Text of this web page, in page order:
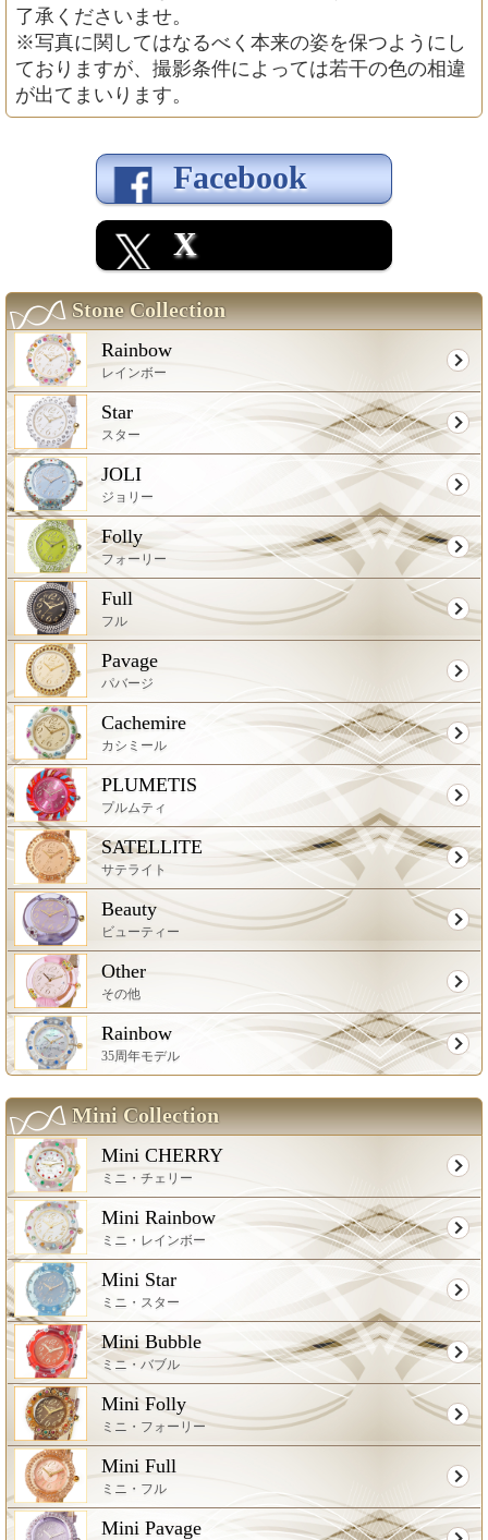
了承くださいませ。
※写真に関してはなるべく本来の姿を保つようにし
ておりますが、撮影条件によっては若干の色の相違
が出てまいります。
Facebook
X
Stone Collection
Rainbow
レインボー
Star
スター
JOLI
ジョリー
Folly
フォーリー
Full
フル
Pavage
パバージ
Cachemire
カシミール
PLUMETIS
プルムティ
SATELLITE
サテライト
Beauty
ビューティー
Other
その他
Rainbow
35周年モデル
Mini Collection
Mini CHERRY
ミニ・チェリー
Mini Rainbow
ミニ・レインボー
Mini Star
ミニ・スター
Mini Bubble
ミニ・バブル
Mini Folly
ミニ・フォーリー
Mini Full
ミニ・フル
Mini Pavage